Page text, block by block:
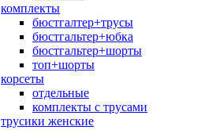
комплекты
бюстгалтер+трусы
бюстгальтер+юбка
бюстгальтер+шорты
топ+шорты
корсеты
отдельные
комплекты с трусами
трусики женские